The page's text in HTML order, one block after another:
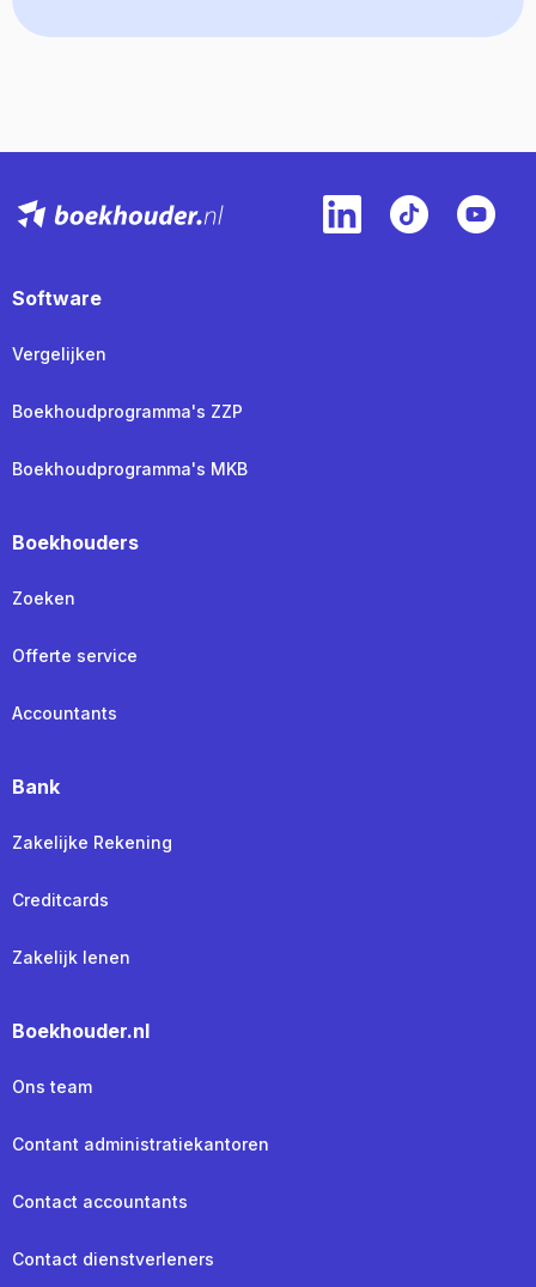
Software
Vergelijken
Boekhoudprogramma's ZZP
Boekhoudprogramma's MKB
Boekhouders
Zoeken
Offerte service
Accountants
Bank
Zakelijke Rekening
Creditcards
Zakelijk lenen
Boekhouder.nl
Ons team
Contant administratiekantoren
Contact accountants
Contact dienstverleners